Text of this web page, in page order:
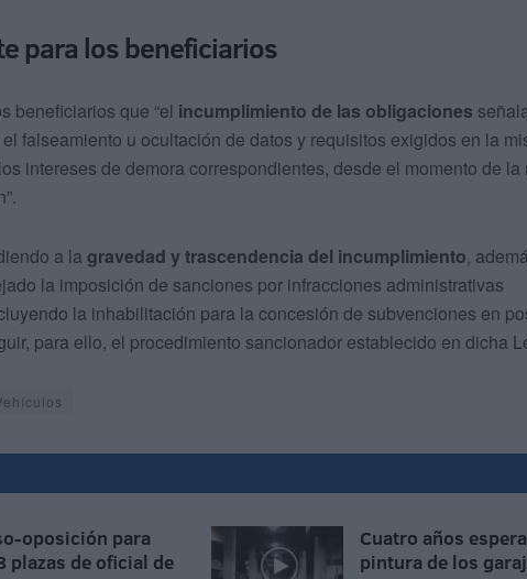
para los beneficiarios
beneficiarios que “el incumplimiento de las obligaciones
falseamiento u ocultación de datos y requisitos exigidos en la
intereses de demora correspondientes, desde el momento de la
a la gravedad y trascendencia del incumplimiento,
la imposición de sanciones por infracciones administrativas
la inhabilitación para la concesión de subvenciones en
para ello, el procedimiento sancionador establecido en dicha
oposición para
plazas de oficial de
Cuatro años
pintura de los